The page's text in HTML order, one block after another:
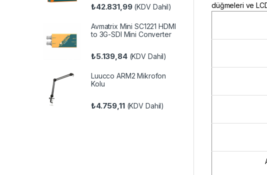
düğmeleri ve
₺42.831,99(KDV Dahil)
Avmatrix Mini SC1221 HDMI
to 3G-SDI Mini Converter
₺5.139,84(KDV Dahil)
Luucco ARM2 Mikrofon
Kolu
₺4.759,11(KDV Dahil)